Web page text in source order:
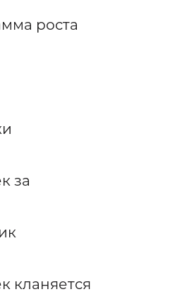
роста
за
кланяется